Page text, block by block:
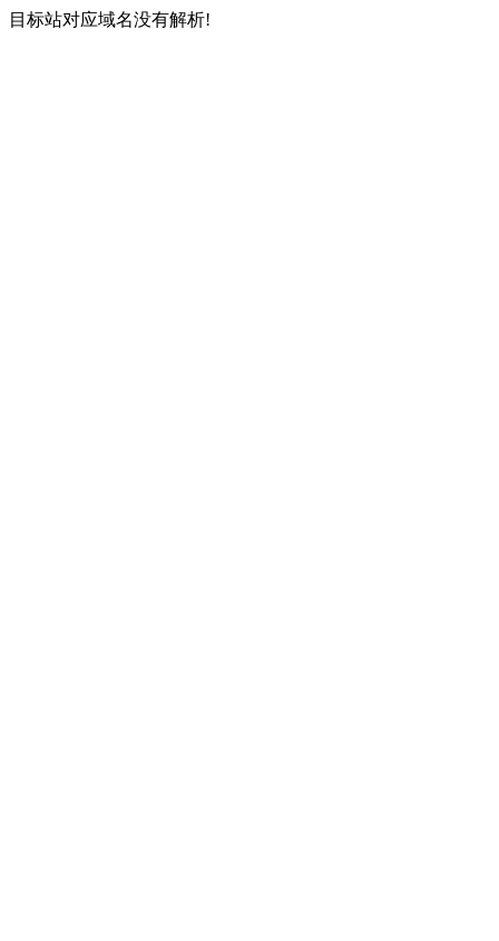
目标站对应域名没有解析!